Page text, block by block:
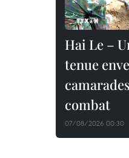
Hai Le –
tenue
combat
07/08/2026 00:30